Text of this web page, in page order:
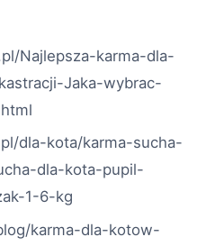
Najlepsza-karma-dla-
Jaka-wybrac-
dla-kota/karma-sucha-
dla-kota-pupil-
1-6-kg
karma-dla-kotow-